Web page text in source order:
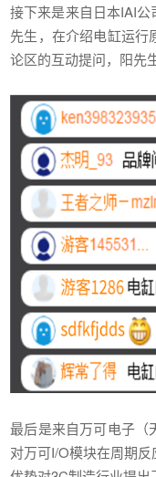
接下来是来自日本IAI
先生，在介绍电缸运行
论区的互动提问，阳先
最后是来自万可电子（
对万可I/O模块在周期